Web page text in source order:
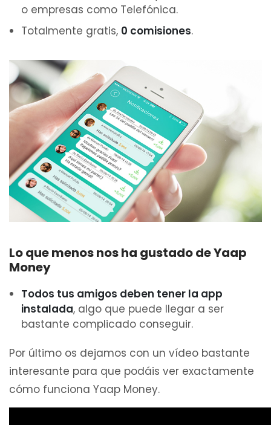
o empresas como Telefónica.
Totalmente gratis, 0 comisiones.
Lo que menos nos ha gustado de Yaap
Money
Todos tus amigos deben tener la app
instalada, algo que puede llegar a ser
bastante complicado conseguir.
Por último os dejamos con un vídeo bastante
interesante para que podáis ver exactamente
cómo funciona Yaap Money.